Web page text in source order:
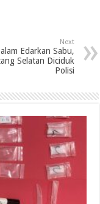
Next
Edarkan Sabu,
Selatan Diciduk
Polisi